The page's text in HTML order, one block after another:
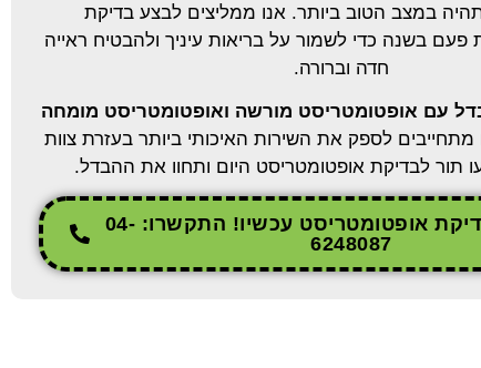
במצב הטוב ביותר. אנו ממליצים לבצע בדיקת
פעם בשנה כדי לשמור על בריאות עיניך ולהבטיח ראייה
חדה וברורה.
עם אופטומטריסט מורשה ואופטומטריסט מומחה
לספק את השירות האיכותי ביותר בעזרת צוות
תור לבדיקת אופטומטריסט היום ותחוו את ההבדל.
קבעו תור לבדיקת אופטומטריסט עכשיו! התקשרו: 04-
6248087